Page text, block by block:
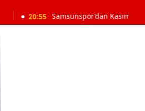
Samsunspor’dan Kasımpaşa